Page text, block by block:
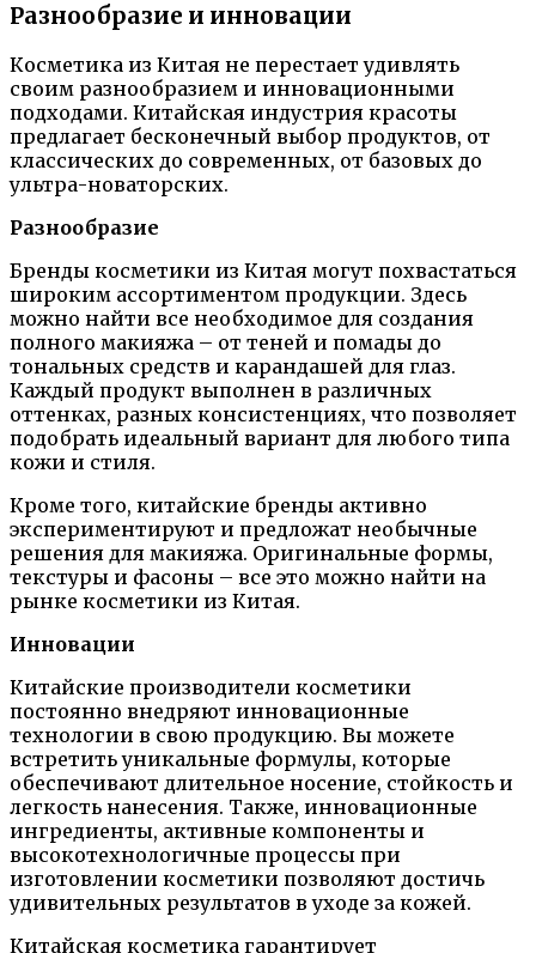
Разнообразие и инновации
Косметика из Китая не перестает удивлять
своим разнообразием и инновационными
подходами. Китайская индустрия красоты
предлагает бесконечный выбор продуктов, от
классических до современных, от базовых до
ультра-новаторских.
Разнообразие
Бренды косметики из Китая могут похвастаться
широким ассортиментом продукции. Здесь
можно найти все необходимое для создания
полного макияжа – от теней и помады до
тональных средств и карандашей для глаз.
Каждый продукт выполнен в различных
оттенках, разных консистенциях, что позволяет
подобрать идеальный вариант для любого типа
кожи и стиля.
Кроме того, китайские бренды активно
экспериментируют и предложат необычные
решения для макияжа. Оригинальные формы,
текстуры и фасоны – все это можно найти на
рынке косметики из Китая.
Инновации
Китайские производители косметики
постоянно внедряют инновационные
технологии в свою продукцию. Вы можете
встретить уникальные формулы, которые
обеспечивают длительное носение, стойкость и
легкость нанесения. Также, инновационные
ингредиенты, активные компоненты и
высокотехнологичные процессы при
изготовлении косметики позволяют достичь
удивительных результатов в уходе за кожей.
Китайская косметика гарантирует